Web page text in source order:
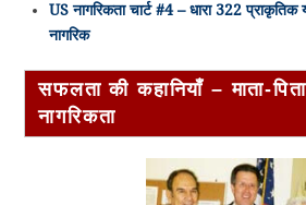
US नागरिकता चार्ट #4 – धारा 322
नागरिक
सफलता की कहानियाँ – माता-
नागरिकता